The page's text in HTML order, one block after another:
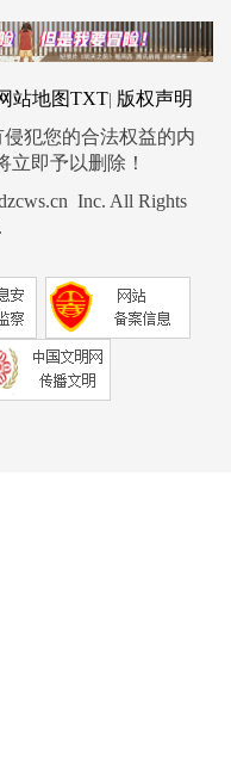
站地图TXT 版权声明
犯您的合法权益的内
立即予以删除！
Inc. All Rights